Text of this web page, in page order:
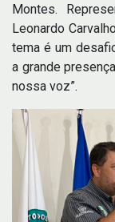
Montes.
Leonardo
tema é um
a grande
nossa voz”.